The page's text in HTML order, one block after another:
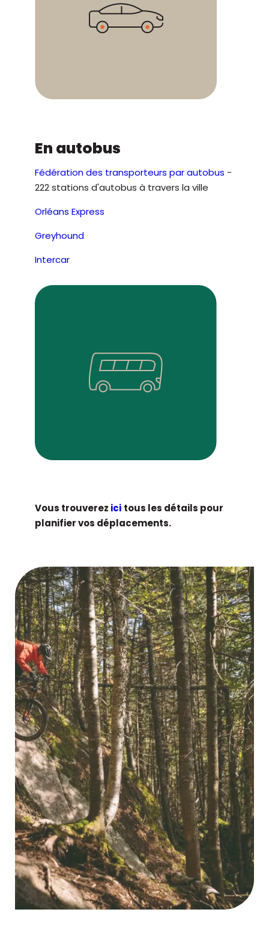
En autobus
Fédération des transporteurs par autobus -
222 stations d'autobus à travers la ville
Orléans Express
Greyhound
Intercar
Vous trouverez ici tous les détails pour
planifier vos déplacements.